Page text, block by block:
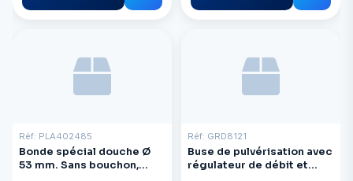
Réf: PLA402485
Bonde spécial douche Ø
53 mm. Sans bouchon,
Réf: GRD8121
Buse de pulvérisation avec
régulateur de débit et